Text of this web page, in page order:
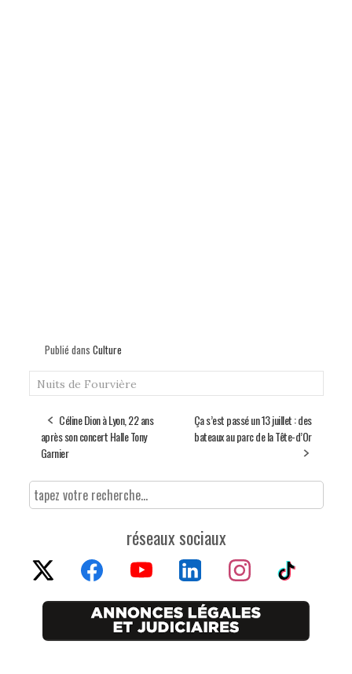
Publié dans Culture
Nuits de Fourvière
Céline Dion à Lyon, 22 ans
après son concert Halle Tony
Garnier
Ça s’est passé un 13 juillet : des
bateaux au parc de la Tête-d’Or
réseaux sociaux